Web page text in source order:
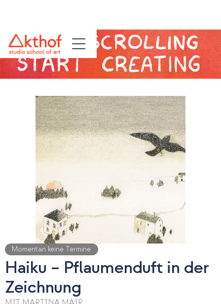
Momentan keine Termine
Haiku – Pflaumenduft in der
Zeichnung
MIT MARTINA MAIR